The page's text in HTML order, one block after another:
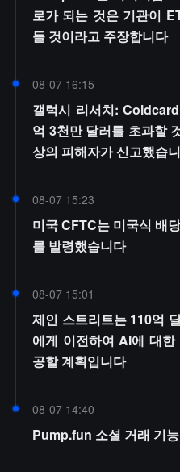
로가 되는 것은 기관이
들 것이라고 주장합니다
08-07 16:15
갤럭시 리서치:
억 3천만 달러를 초과할
상의 피해자가 신고했습
08-07 15:23
미국 CFTC는 미국식 배
를 발령했습니다
08-07 15:01
제인 스트리트는 110억
에게 이전하여 AI에 대
공할 계획입니다
08-07 14:40
Pump.fun 소셜 거래 기